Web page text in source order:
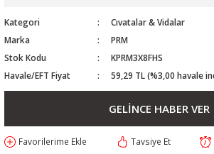
Kategori
Cıvatalar & Vidalar
Marka
PRM
Stok Kodu
KPRM3X8FHS
Havale/EFT Fiyat
59,29 TL (%3,00 havale
GELİNCE HABER VER
Tavsiye Et